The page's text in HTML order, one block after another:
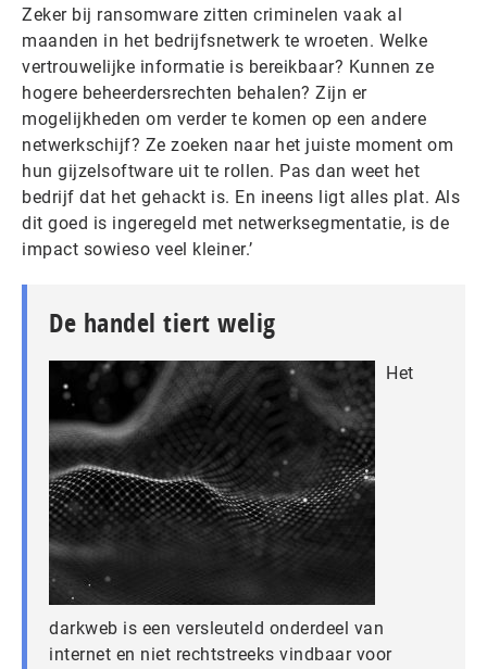
Zeker bij ransomware zitten criminelen vaak al
maanden in het bedrijfsnetwerk te wroeten. Welke
vertrouwelijke informatie is bereikbaar? Kunnen ze
hogere beheerdersrechten behalen? Zijn er
mogelijkheden om verder te komen op een andere
netwerkschijf? Ze zoeken naar het juiste moment om
hun gijzelsoftware uit te rollen. Pas dan weet het
bedrijf dat het gehackt is. En ineens ligt alles plat. Als
dit goed is ingeregeld met netwerksegmentatie, is de
impact sowieso veel kleiner.’
De handel tiert welig
Het
darkweb is een versleuteld onderdeel van
internet en niet rechtstreeks vindbaar voor